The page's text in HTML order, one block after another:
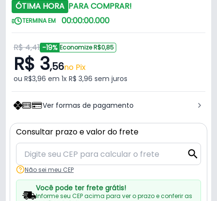
ÓTIMA HORA PARA COMPRAR!
TERMINA EM 00:00:00.000
R$ 4,41 -19% Economize R$0,85
R$ 3,56no Pix
ou R$3,96 em 1x R$ 3,96 sem juros
Ver formas de pagamento
Consultar prazo e valor do frete
Não sei meu CEP
Você pode ter frete grátis!
Informe seu CEP acima para ver o prazo e conferir as